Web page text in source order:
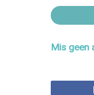
Mis geen